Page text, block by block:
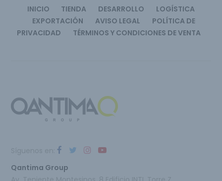
INICIO TIENDA DESARROLLO
LOGÍSTICA
EXPORTACIÓN
AVISO LEGAL
POLÍTICA DE
PRIVACIDAD
TÉRMINOS Y CONDICIONES DE VENTA
Qantima Group